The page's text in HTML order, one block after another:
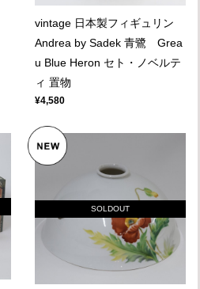
vintage 日本製フィギュリン
Andrea by Sadek 青鷺 Grea
u Blue Heron セト・ノベルテ
ィ 置物
¥4,580
SOLDOUT